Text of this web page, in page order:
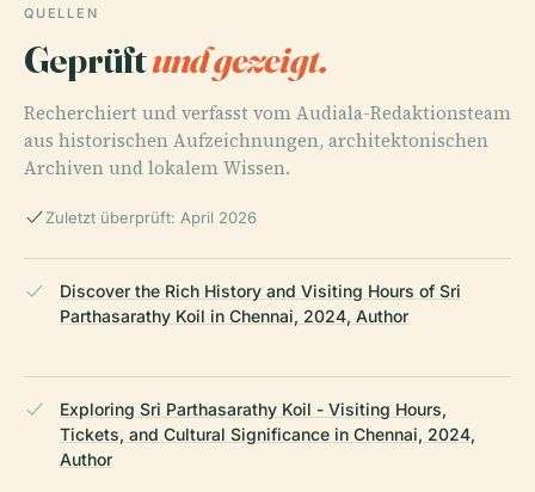
QUELLEN
Geprüftund gezeigt.
Recherchiert und verfasst vom Audiala-Redaktionsteam
aus historischen Aufzeichnungen, architektonischen
Archiven und lokalem Wissen.
Zuletzt überprüft: April 2026
Discover the Rich History and Visiting Hours of Sri
Parthasarathy Koil in Chennai, 2024, Author
Exploring Sri Parthasarathy Koil - Visiting Hours,
Tickets, and Cultural Significance in Chennai, 2024,
Author